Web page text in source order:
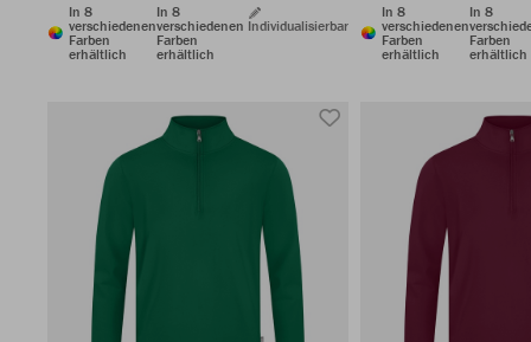
In 8
verschiedenen
Farben
erhältlich
In 8
verschiedenen
Farben
erhältlich
Individualisierbar
In 8
verschiedenen
Farben
erhältlich
In 8
Farben
erhältlich